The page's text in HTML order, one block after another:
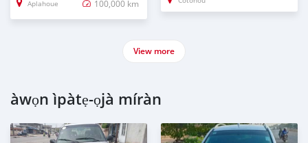
Aplahoue 100,000 km
View more
àwọn ìpàtẹ-ọjà míràn